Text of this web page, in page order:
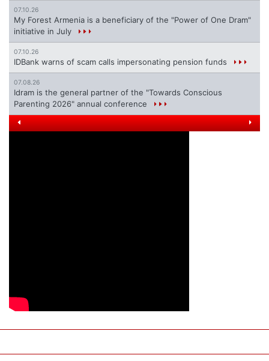
07.10.26
My Forest Armenia is a beneficiary of the "Power of One Dram"
initiative in July
07.10.26
IDBank warns of scam calls impersonating pension funds
07.08.26
Idram is the general partner of the "Towards Conscious
Parenting 2026" annual conference